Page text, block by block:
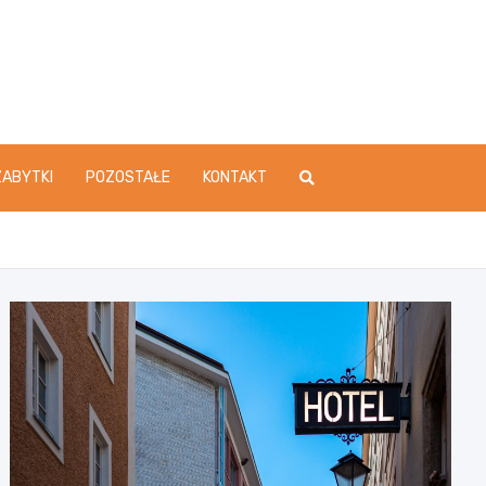
POZOSTAŁE KONTAKT